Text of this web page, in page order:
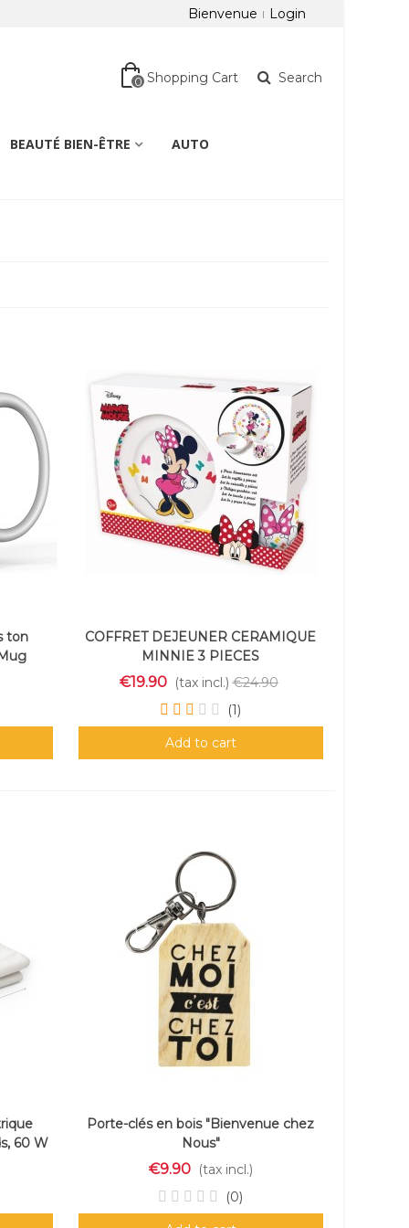
Bienvenue Login
0 Shopping Cart Search
BEAUTÉ BIEN-ÊTRE AUTO
ton
COFFRET DEJEUNER CERAMIQUE
MINNIE 3 PIECES
€19.90 (tax incl.) €24.90
(1)
Add to cart
60 W
Porte-clés en bois "Bienvenue chez
Nous"
€9.90 (tax incl.)
(0)